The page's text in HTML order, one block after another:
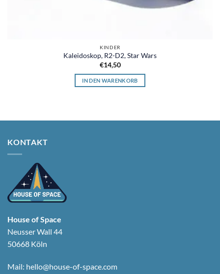
KINDER
Kaleidoskop, R2-D2, Star Wars
€14,50
IN DEN WARENKORB
KONTAKT
House of Space
Neusser Wall 44
50668 Köln
Mail: hello@house-of-space.com